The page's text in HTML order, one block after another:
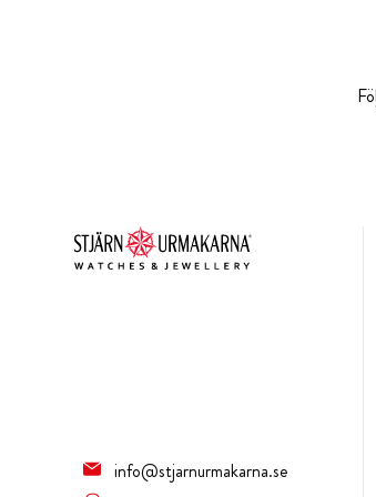
info@stjarnurmakarna.se